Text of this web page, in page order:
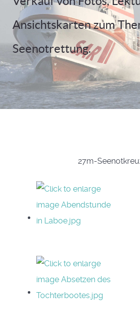
Ansichtskarten zum
Seenotrettung.
27m-